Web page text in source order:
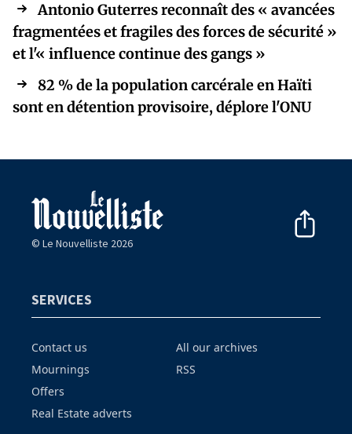
Antonio Guterres reconnaît des « avancées
fragmentées et fragiles des forces de sécurité »
et l'« influence continue des gangs »
82 % de la population carcérale en Haïti
sont en détention provisoire, déplore l'ONU
© Le Nouvelliste 2026
SERVICES
Contact us
Mournings
Offers
Real Estate adverts
All our archives
RSS